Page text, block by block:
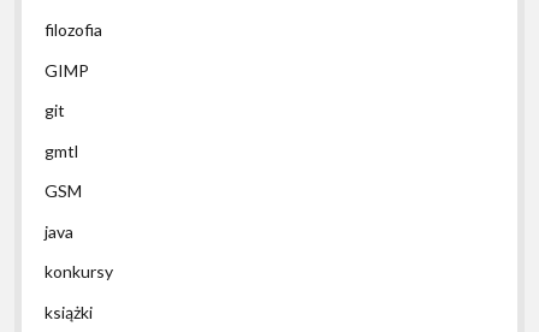
filozofia
GIMP
git
gmtl
GSM
java
konkursy
książki